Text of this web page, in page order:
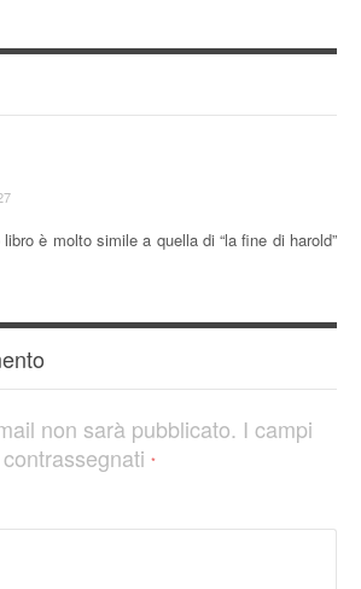
è molto simile a quella di “la fine di harold”
non sarà pubblicato. I campi
*